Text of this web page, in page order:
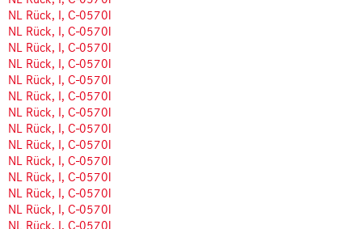
NL Rück, I, C-0570l
NL Rück, I, C-0570l
NL Rück, I, C-0570l
NL Rück, I, C-0570l
NL Rück, I, C-0570l
NL Rück, I, C-0570l
NL Rück, I, C-0570l
NL Rück, I, C-0570l
NL Rück, I, C-0570l
NL Rück, I, C-0570l
NL Rück, I, C-0570l
NL Rück, I, C-0570l
NL Rück, I, C-0570l
NL Rück, I, C-0570l